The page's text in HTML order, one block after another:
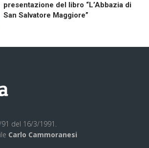
presentazione del libro “L’Abbazia di
San Salvatore Maggiore”
91 del 16/3/1991.
Carlo Cammoranesi